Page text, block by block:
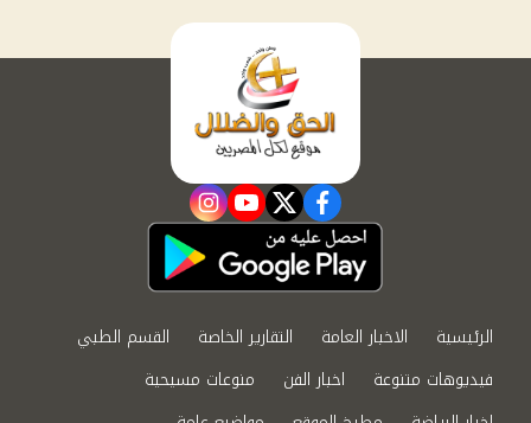
facebook
twitter
youtube
instagram
الرئيسية الاخبار العامة التقارير الخاصة
القسم الطبي
فيديوهات متنوعة
اخبار الفن
منوعات مسيحية